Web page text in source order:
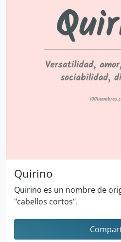
Quirino
Quirino es un nombre de
"cabellos cortos".